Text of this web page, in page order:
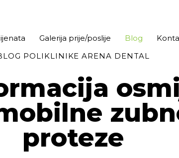
Galerija prije/poslije Blog
POLIKLINIKE ARENA DENTAL
proteze